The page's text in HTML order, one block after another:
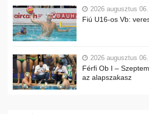
2026 augusztus 06.
Fiú U16-os Vb:
2026 augusztus 06.
Férfi Ob I –
az alapszakasz